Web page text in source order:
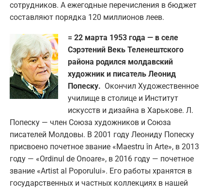
сотрудников. А ежегодные перечисления в бюджет
составляют порядка 120 миллионов леев.
= 22 марта 1953 года — в селе
Сэрэтений Векь Теленештского
района родился молдавский
художник и писатель Леонид
Попеску. Окончил Художественное
училище в столице и Институт
искусств и дизайна в Харькове. Л.
Попеску — член Союза художников и Союза
писателей Молдовы. В 2001 году Леониду Попеску
присвоено почетное звание «Maestru în Arte», в 2013
году — «Ordinul de Onoare», в 2016 году — почетное
звание «Artist al Poporului». Его работы хранятся в
государственных и частных коллекциях в нашей